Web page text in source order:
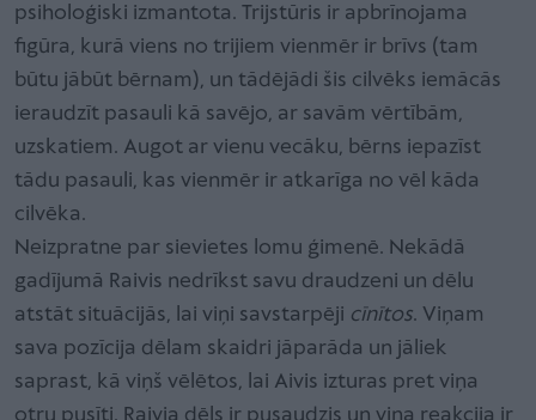
psiholoģiski izmantota. Trijstūris ir apbrīnojama
figūra, kurā viens no trijiem vienmēr ir brīvs (tam
būtu jābūt bērnam), un tādējādi šis cilvēks iemācās
ieraudzīt pasauli kā savējo, ar savām vērtībām,
uzskatiem. Augot ar vienu vecāku, bērns iepazīst
tādu pasauli, kas vienmēr ir atkarīga no vēl kāda
cilvēka.
Neizpratne par sievietes lomu ģimenē. Nekādā
gadījumā Raivis nedrīkst savu draudzeni un dēlu
atstāt situācijās, lai viņi savstarpēji cīnītos. Viņam
sava pozīcija dēlam skaidri jāparāda un jāliek
saprast, kā viņš vēlētos, lai Aivis izturas pret viņa
otru pusīti. Raivja dēls ir pusaudzis un viņa reakcija ir